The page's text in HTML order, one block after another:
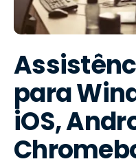
para
iOS,